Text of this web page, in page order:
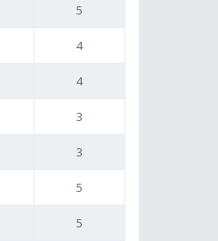
5
4
4
3
3
5
5